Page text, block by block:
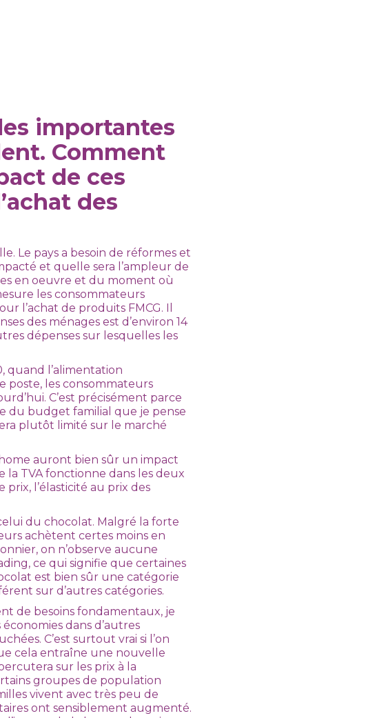
importantes
Comment
de ces
des
Le pays a besoin de réformes et
et quelle sera l’ampleur de
en oeuvre et du moment où
les consommateurs
l’achat de produits FMCG. Il
des ménages est d’environ 14
dépenses sur lesquelles les
quand l’alimentation
poste, les consommateurs
C’est précisément parce
du budget familial que je pense
plutôt limité sur le marché
auront bien sûr un impact
la TVA fonctionne dans les deux
prix, l’élasticité au prix des
du chocolat. Malgré la forte
achètent certes moins en
on n’observe aucune
ce qui signifie que certaines
est bien sûr une catégorie
sur d’autres catégories.
de besoins fondamentaux, je
dans d’autres
C’est surtout vrai si l’on
cela entraîne une nouvelle
sur les prix à la
groupes de population
vivent avec très peu de
ont sensiblement augmenté.